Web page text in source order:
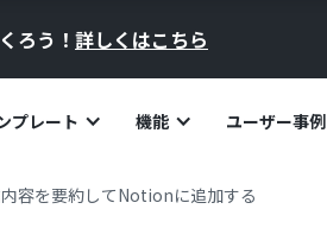
ろう！ 詳しくはこちら
プレート 機能 ユーザー事例
容を要約してNotionに追加する